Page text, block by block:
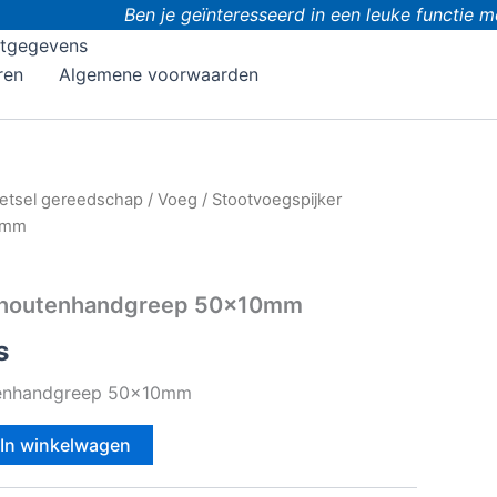
Ben je geïnteresseerd in een leuke functie
Algemene voorwaarden
gereedschap / Voeg / Stootvoegspijker
50x10mm
50x10mm
In winkelwagen